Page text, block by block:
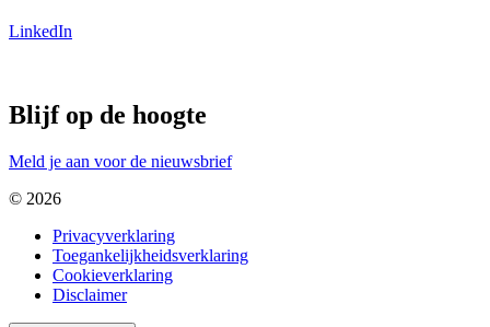
LinkedIn
Blijf op de hoogte
Meld je aan voor de nieuwsbrief
© 2026
Privacyverklaring
Toegankelijkheidsverklaring
Cookieverklaring
Disclaimer